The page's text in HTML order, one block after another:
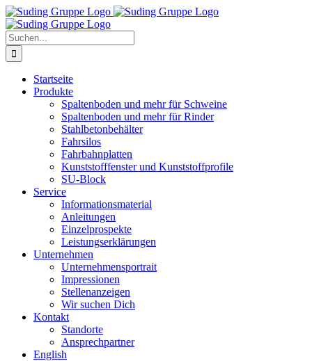
Zum
Inhalt
springen
Suche
nach:
Startseite
Produkte
Spaltenboden und mehr für Schweine
Spaltenboden und mehr für Rinder
Stahlbetonbehälter
Fahrsilos
Fahrbahnplatten
Kunststofffenster und Kunststoffprofile
SU-Block
Service
Informationsmaterial
Anleitungen
Einzelprospekte
Leistungserklärungen
Unternehmen
Unternehmensportrait
Impressionen
Stellenanzeigen
Wir suchen Dich
Kontakt
Standorte
Ansprechpartner
English